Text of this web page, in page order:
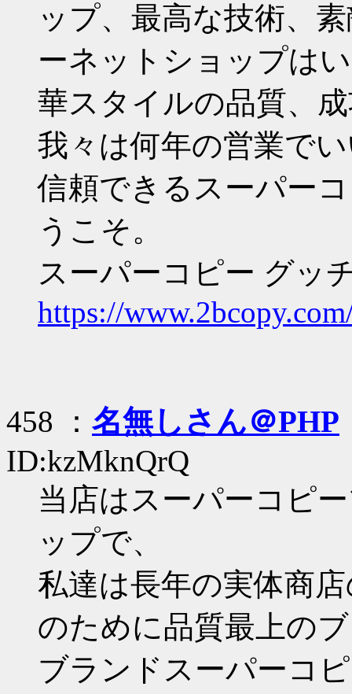
ップ、最高な技術、
ーネットショップは
華スタイルの品質、
我々は何年の営業で
信頼できるスーパー
うこそ。
スーパーコピー グッ
https://
458 ： 名無しさん＠PHP
ID:kzMknQrQ
当店はスーパーコピ
ップで、
私達は長年の実体商
のために品質最上の
ブランドスーパーコ